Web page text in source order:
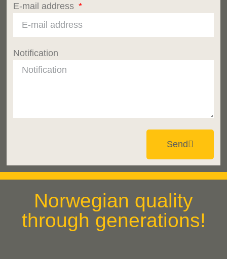
E-mail address
Notification
Send
Norwegian quality
through generations!